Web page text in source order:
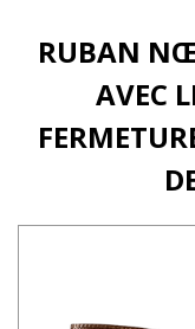
RUBAN
AVEC